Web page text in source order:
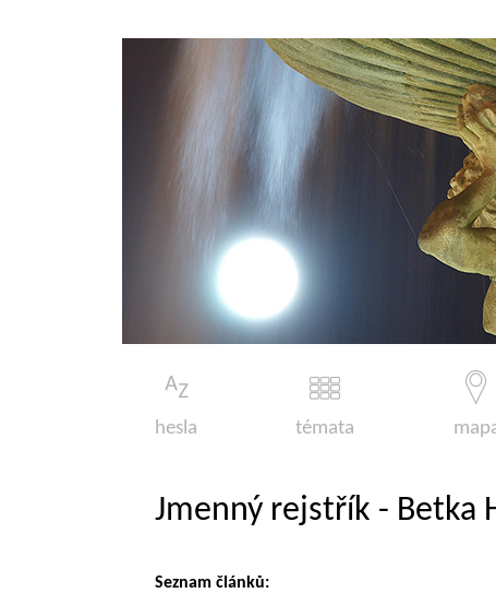
hesla témata
Jmenný rejstřík - Betka
Seznam článků: